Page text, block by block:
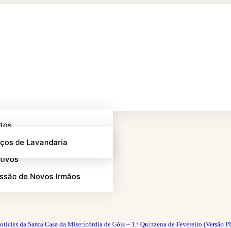
de Novos Irmãos
de Lavandaria
da Santa Casa da Misericórdia de Góis – 1.ª Quinzena de Fevereiro (Versão